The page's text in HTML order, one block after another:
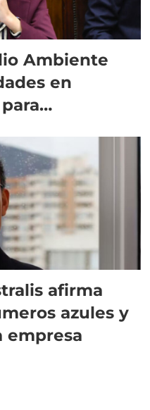
Ambiente
en
afirma
azules y
empresa